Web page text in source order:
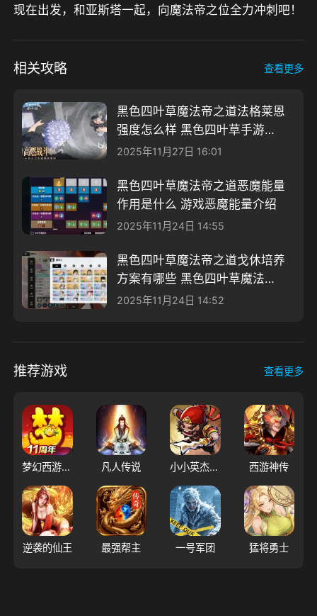
现在出发，和亚斯塔一起，向魔法帝之位全力冲刺吧！
相关攻略 查看更多
黑色四叶草魔法帝之道法格莱恩
强度怎么样 黑色四叶草手游法
格莱恩详细介绍
2025年11月27日 16:01
黑色四叶草魔法帝之道恶魔能量
作用是什么 游戏恶魔能量介绍
2025年11月24日 14:55
黑色四叶草魔法帝之道戈休培养
方案有哪些 黑色四叶草魔法帝
之道戈休攻略
2025年11月24日 14:52
推荐游戏 查看更多
梦幻西游（大陆服） 凡人传说 小小英杰：合战天下 西游神传
逆袭的仙王 最强帮主 一号军团 猛将勇士